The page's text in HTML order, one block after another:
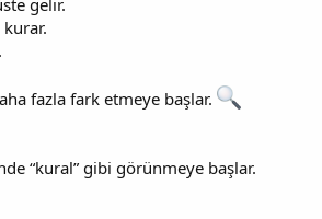
gelir.
fazla fark etmeye başlar.
“kural” gibi görünmeye başlar.